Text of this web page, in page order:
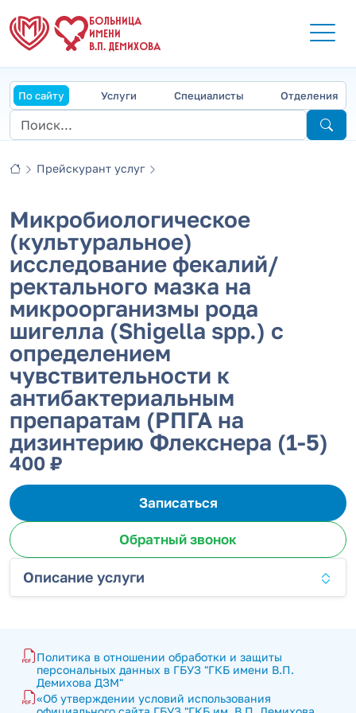
БОЛЬНИЦА
ИМЕНИ
В.П. ДЕМИХОВА
По сайту Услуги Специалисты Отделения
Прейскурант услуг
Микробиологическое
(культуральное)
исследование фекалий/
ректального мазка на
микроорганизмы рода
шигелла (Shigella spp.) с
определением
чувствительности к
антибактериальным
препаратам (РПГА на
дизинтерию Флекснера (1-5)
400 ₽
Записаться
Обратный звонок
Описание услуги
Политика в отношении обработки и защиты
персональных данных в ГБУЗ "ГКБ имени В.П.
Демихова ДЗМ"
«Об утверждении условий использования